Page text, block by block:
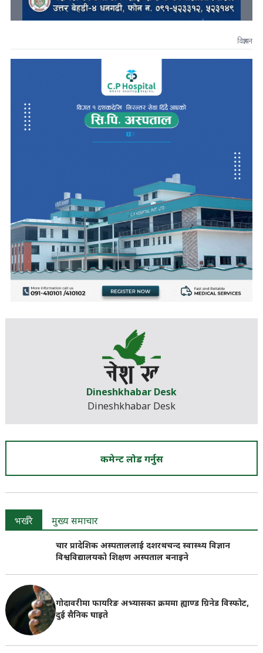
विज्ञापन
Dineshkhabar Desk
Dineshkhabar Desk
कमेन्ट लोड गर्नुस
भर्खरै मुख्य समाचार
चार प्रादेशिक अस्पताललाई दशरथचन्द स्वास्थ्य विज्ञान
विश्वविद्यालयको शिक्षण अस्पताल बनाइने
गोदावरीमा फायरिङ अभ्यासका क्रममा ह्याण्ड ग्रिनेड विस्फोट,
दुई सैनिक घाइते